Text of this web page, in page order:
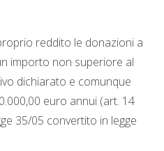
reddito le donazioni a
importo non superiore al
dichiarato e comunque
euro annui (art. 14
35/05 convertito in legge